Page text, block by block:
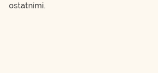
ostatními.